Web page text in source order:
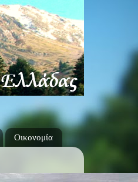
Οικονομία